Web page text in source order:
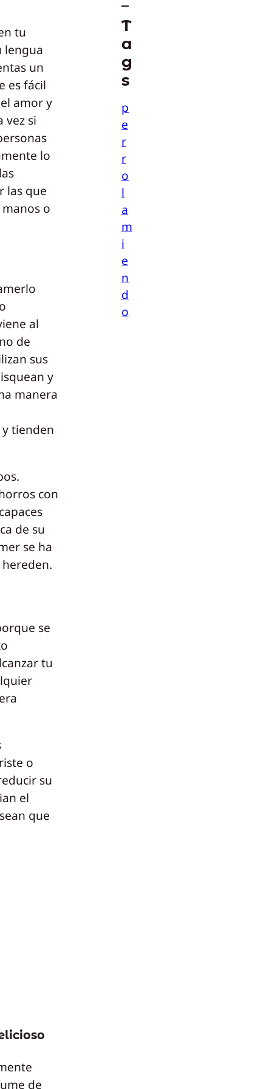
tu
lengua
un
es fácil
amor y
vez si
lo
las que
o
al
de
sus
y
manera
tienden
con
de su
se ha
se
tu
o
su
el
que
de
T
a
g
s
p
e
r
r
o
l
a
m
i
e
n
d
o